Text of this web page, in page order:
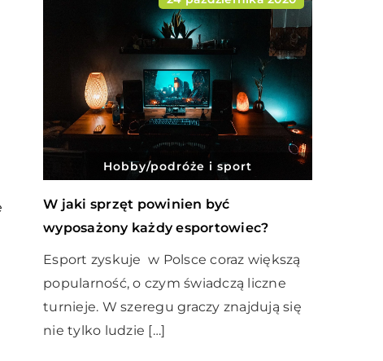
Hobby/podróże i sport
W jaki sprzęt powinien być
wyposażony każdy esportowiec?
Esport zyskuje w Polsce coraz większą
popularność, o czym świadczą liczne
turnieje. W szeregu graczy znajdują się
nie tylko ludzie […]